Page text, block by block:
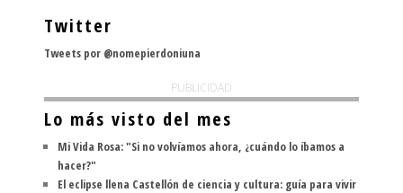
Twitter
Tweets por @nomepierdoniuna
PUBLICIDAD
Lo más visto del mes
Mi Vida Rosa: "Si no volvíamos ahora, ¿cuándo lo íbamos a
hacer?"
El eclipse llena Castellón de ciencia y cultura: guía para vivir